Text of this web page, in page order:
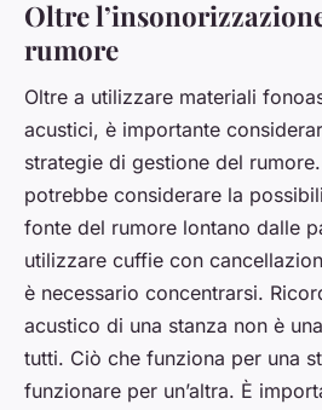
Oltre
rumore
Oltre a utilizzare materiali
acustici, è importante
strategie di gestione del
potrebbe considerare la
fonte del rumore lontano dalle
utilizzare cuffie con
è necessario concentrarsi.
acustico di una stanza non è
tutti. Ciò che funziona per una
funzionare per un’altra. È